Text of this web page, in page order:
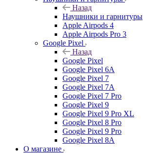
Назад
Наушники и гарнитуры
Apple Airpods 4
Apple Airpods Pro 3
Google Pixel
Назад
Google Pixel
Google Pixel 6A
Google Pixel 7
Google Pixel 7А
Google Pixel 7 Pro
Google Pixel 9
Google Pixel 9 Pro XL
Google Pixel 8 Pro
Google Pixel 9 Pro
Google Pixel 8A
О магазине